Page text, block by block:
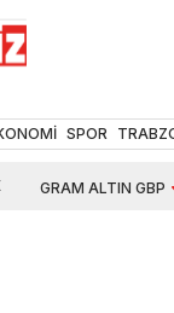
SPOR
GRAM ALTIN GBP